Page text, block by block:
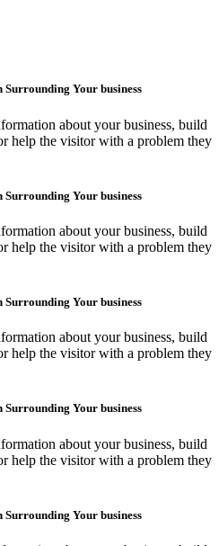
Surrounding Your business
about your business, build
help the visitor with a problem they
Surrounding Your business
about your business, build
help the visitor with a problem they
Surrounding Your business
about your business, build
help the visitor with a problem they
Surrounding Your business
about your business, build
help the visitor with a problem they
Surrounding Your business